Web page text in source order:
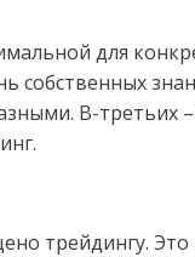
для
собственных
В-третьих
трейдингу.